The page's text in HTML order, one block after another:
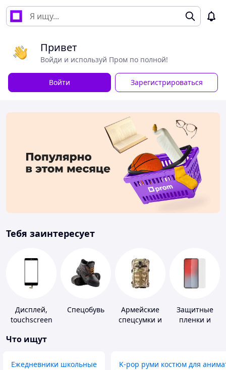
Привет
Войди и используй Пром по полной!
Войти Зарегистрироваться
Тебя заинтересует
Дисплей,
touchscreen
телефонов
Спецобувь
Армейские
спецсумки и
Защитные
пленки и
Что ищут
Ежедневники школьные K-pop руми костюм для